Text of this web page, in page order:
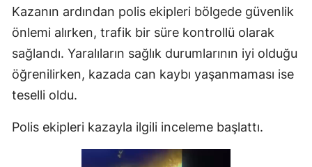
Kazanın ardından polis ekipleri bölgede güvenlik
önlemi alırken, trafik bir süre kontrollü olarak
sağlandı. Yaralıların sağlık durumlarının iyi olduğu
öğrenilirken, kazada can kaybı yaşanmaması ise
teselli oldu.
Polis ekipleri kazayla ilgili inceleme başlattı.